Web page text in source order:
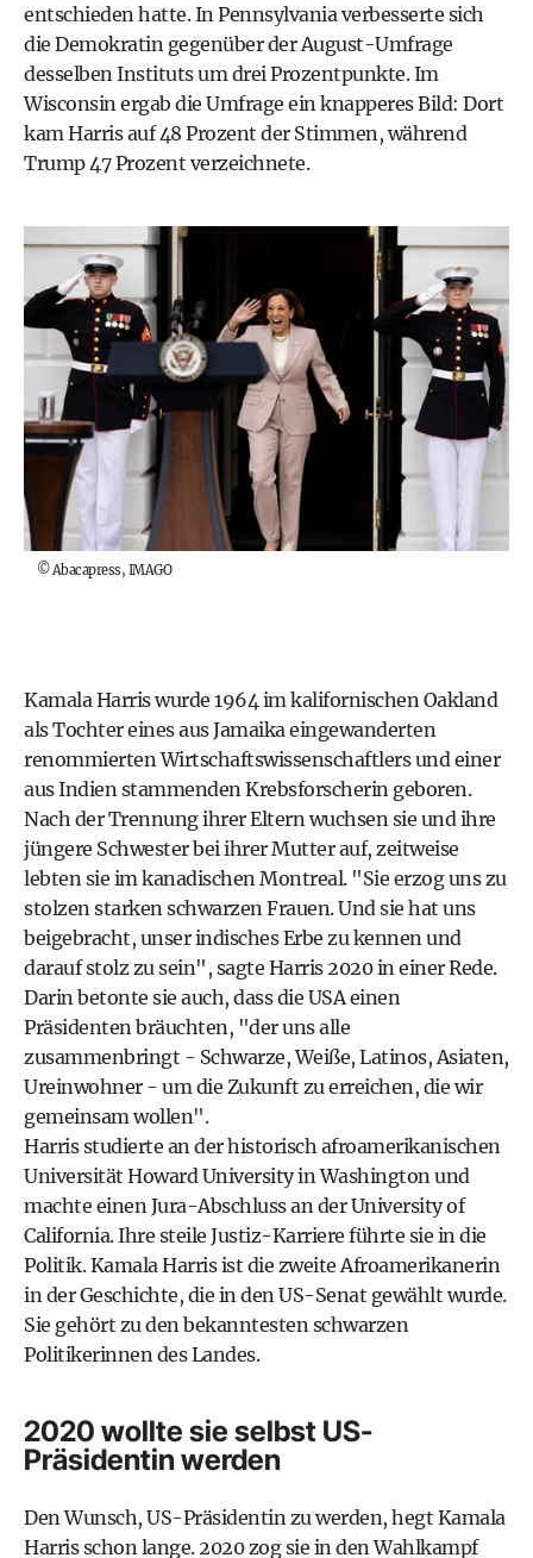
entschieden hatte. In Pennsylvania verbesserte sich
die Demokratin gegenüber der August-Umfrage
desselben Instituts um drei Prozentpunkte. Im
Wisconsin ergab die Umfrage ein knapperes Bild: Dort
kam Harris auf 48 Prozent der Stimmen, während
Trump 47 Prozent verzeichnete.
©Abacapress, IMAGO
Kamala Harris wurde 1964 im kalifornischen Oakland
als Tochter eines aus Jamaika eingewanderten
renommierten Wirtschaftswissenschaftlers und einer
aus Indien stammenden Krebsforscherin geboren.
Nach der Trennung ihrer Eltern wuchsen sie und ihre
jüngere Schwester bei ihrer Mutter auf, zeitweise
lebten sie im kanadischen Montreal. "Sie erzog uns zu
stolzen starken schwarzen Frauen. Und sie hat uns
beigebracht, unser indisches Erbe zu kennen und
darauf stolz zu sein", sagte Harris 2020 in einer Rede.
Darin betonte sie auch, dass die USA einen
Präsidenten bräuchten, "der uns alle
zusammenbringt - Schwarze, Weiße, Latinos, Asiaten,
Ureinwohner - um die Zukunft zu erreichen, die wir
gemeinsam wollen".
Harris studierte an der historisch afroamerikanischen
Universität Howard University in Washington und
machte einen Jura-Abschluss an der University of
California. Ihre steile Justiz-Karriere führte sie in die
Politik. Kamala Harris ist die zweite Afroamerikanerin
in der Geschichte, die in den US-Senat gewählt wurde.
Sie gehört zu den bekanntesten schwarzen
Politikerinnen des Landes.
2020 wollte sie selbst US-
Präsidentin werden
Den Wunsch, US-Präsidentin zu werden, hegt Kamala
Harris schon lange. 2020 zog sie in den Wahlkampf